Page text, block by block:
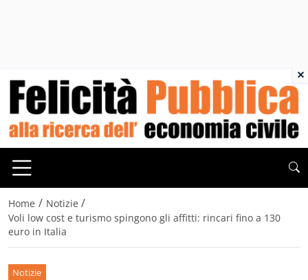
Home / Notizie /
Voli low cost e turismo spingono gli affitti: rincari fino a 130
euro in Italia
Notizie
×